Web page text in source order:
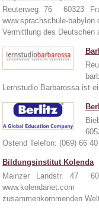
Reuterweg 76 60323
www.sprachschule-
Vermittlung des Deutschen
Lernstudio Barbarossa ist
Ostend Telefon: (069) 66
Bildungsinstitut Kolenda
Mainzer Landstr. 47
www.kolendanet.com
zusammenkommenden